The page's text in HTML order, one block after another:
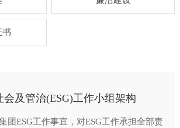
书
会及管治(ESG)工作小组架构
团ESG工作事宜，对ESG工作承担全部责